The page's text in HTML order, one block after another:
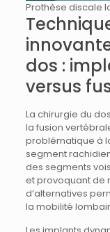
Prothèse discale
dos :
versus
La chirurgie du
la fusion
problématique à
segment
des segments
et provoquant de
d’alternatives
la mobilité